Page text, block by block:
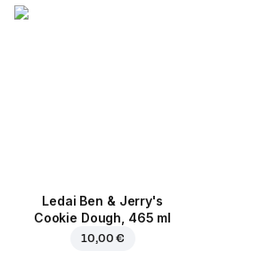
Ledai Ben & Jerry's
Cookie Dough, 465 ml
10,00 €